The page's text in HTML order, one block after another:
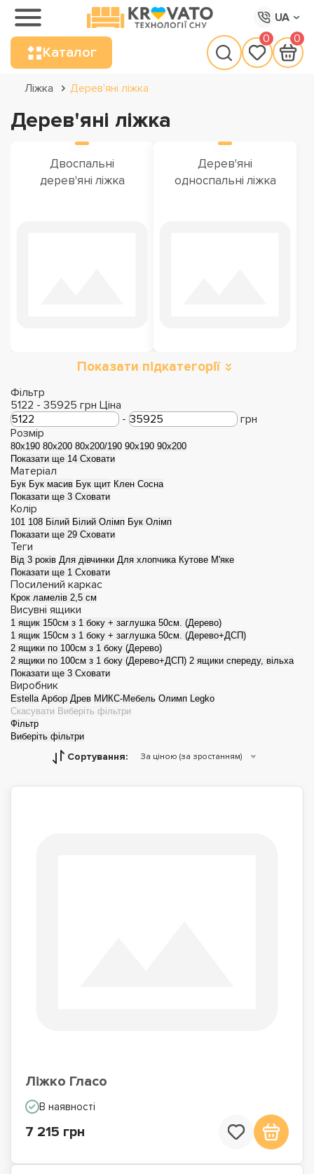
UA
Каталог
0 0
Ліжка Дерев'яні ліжка
Дерев'яні ліжка
Двоспальні
дерев'яні ліжка
Дерев'яні
односпальні ліжка
Показати підкатегорії
Фільтр
5122 - 35925 грн Ціна
-
грн
Розмір
80x190 80x200 80x200/190 90x190 90x200
Показати ще 14 Сховати
Матеріал
Бук Бук масив Бук щит Клен Сосна
Показати ще 3 Сховати
Колір
101 108 Білий Білий Олімп Бук Олімп
Показати ще 29 Сховати
Теги
Від 3 років Для дівчинки Для хлопчика Кутове М'яке
Показати ще 1 Сховати
Посилений каркас
Крок ламелів 2,5 см
Висувні ящики
1 ящик 150см з 1 боку + заглушка 50см. (Дерево)
1 ящик 150см з 1 боку + заглушка 50см. (Дерево+ДСП)
2 ящики по 100см з 1 боку (Дерево)
2 ящики по 100см з 1 боку (Дерево+ДСП) 2 ящики спереду, вільха
Показати ще 3 Сховати
Виробник
Estella Арбор Древ МИКС-Мебель Олимп Legko
Скасувати Виберіть фільтри
Фільтр
Виберіть фільтри
Сортування: За ціною (за зростанням)
Ліжко Гласо
В наявності
7 215 грн